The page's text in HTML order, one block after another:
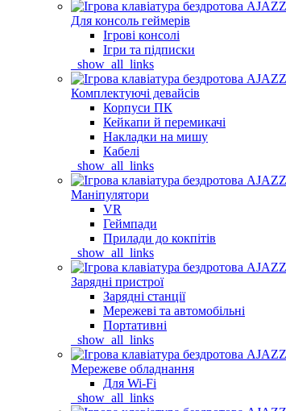
Для консоль геймерів
Ігрові консолі
Ігри та підписки
_show_all_links
Комплектуючі девайсів
Корпуси ПК
Кейкапи й перемикачі
Накладки на мишу
Кабелі
_show_all_links
Маніпулятори
VR
Геймпади
Прилади до кокпітів
_show_all_links
Зарядні пристрої
Зарядні станції
Мережеві та автомобільні
Портативні
_show_all_links
Мережеве обладнання
Для Wi-Fi
_show_all_links